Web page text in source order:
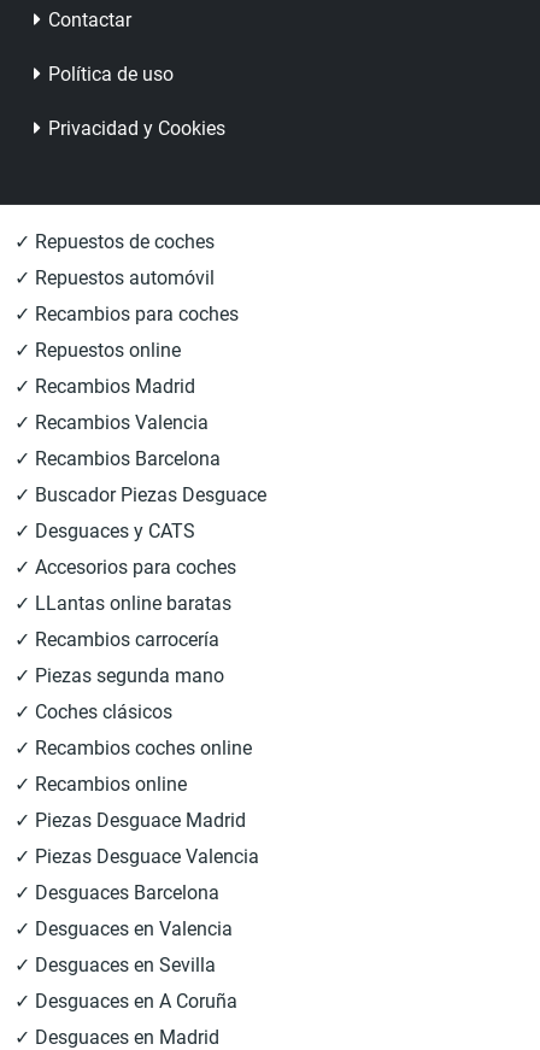
Contactar
Política de uso
Privacidad y Cookies
✓ Repuestos de coches
✓ Repuestos automóvil
✓ Recambios para coches
✓ Repuestos online
✓ Recambios Madrid
✓ Recambios Valencia
✓ Recambios Barcelona
✓ Buscador Piezas Desguace
✓ Desguaces y CATS
✓ Accesorios para coches
✓ LLantas online baratas
✓ Recambios carrocería
✓ Piezas segunda mano
✓ Coches clásicos
✓ Recambios coches online
✓ Recambios online
✓ Piezas Desguace Madrid
✓ Piezas Desguace Valencia
✓ Desguaces Barcelona
✓ Desguaces en Valencia
✓ Desguaces en Sevilla
✓ Desguaces en A Coruña
✓ Desguaces en Madrid